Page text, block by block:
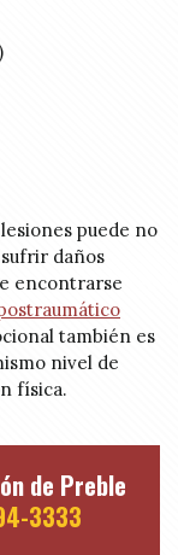
)
puede no
daños
encontrarse
también es
nivel de
física.
de Preble
3333